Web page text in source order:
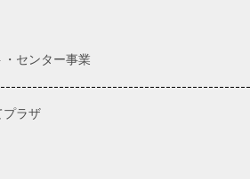
センター事業
プラザ